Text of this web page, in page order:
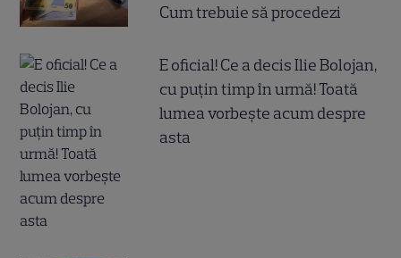
Cum trebuie să procedezi
E oficial! Ce a decis Ilie Bolojan,
cu puțin timp în urmă! Toată
lumea vorbește acum despre
asta